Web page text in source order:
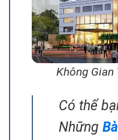
Không
Có thể
Những